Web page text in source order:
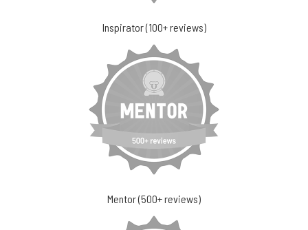
Inspirator (100+ reviews)
Mentor (500+ reviews)